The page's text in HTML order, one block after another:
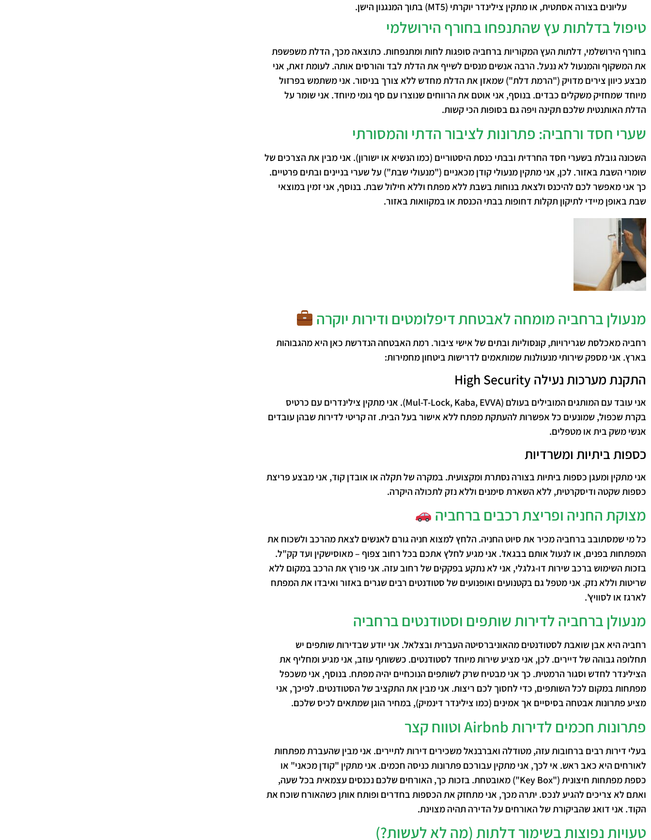
עליונים בצורה אסתטית, או מתקין צילינדר יוקרתי (MT5) בתוך המנגנון הישן.
טיפול בדלתות עץ שהתנפחו בחורף הירושלמי
בחורף הירושלמי, דלתות העץ המקוריות ברחביה סופגות לחות ומתנפחות. כתוצאה מכך, הדלת משפשפת
את המשקוף והמנעול לא ננעל. הרבה אנשים מנסים לשייף את הדלת לבד והורסים אותה. לעומת זאת, אני
מבצע כיוון צירים מדויק ("הרמת דלת") שמאזן את הדלת מחדש ללא צורך בניסור. אני משתמש בפרזול
מיוחד שמחזיק משקלים כבדים. בנוסף, אני אוטם את הרווחים שנוצרו עם סף גומי מיוחד. אני שומר על
הדלת האותנטית שלכם תקינה ויפה גם בסופות הכי קשות.
שערי חסד ורחביה: פתרונות לציבור הדתי והמסורתי
השכונה גובלת בשערי חסד החרדית ובבתי כנסת היסטוריים (כמו הנשיא או ישורון). אני מבין את הצרכים של
שומרי השבת באזור. לכן, אני מתקין מנעולי קודן מכאניים ("מנעולי שבת") על שערי בניינים ובתים פרטיים.
כך אני מאפשר לכם להיכנס ולצאת בנוחות בשבת ללא מפתח וללא חילול שבת. בנוסף, אני זמין במוצאי
שבת באופן מיידי לתיקון תקלות דחופות בבתי הכנסת או במקוואות באזור.
מנעולן ברחביה מומחה לאבטחת דיפלומטים ודירות יוקרה
רחביה מאכלסת שגרירויות, קונסוליות ובתים של אישי ציבור. רמת האבטחה הנדרשת כאן היא מהגבוהות
בארץ. אני מספק שירותי מנעולנות שמותאמים לדרישות ביטחון מחמירות:
התקנת מערכות נעילה High Security
אני עובד עם המותגים המובילים בעולם (Mul-T-Lock, Kaba, EVVA). אני מתקין צילינדרים עם כרטיס
בקרת שכפול, שמונעים כל אפשרות להעתקת מפתח ללא אישור בעל הבית. זה קריטי לדירות שבהן עובדים
אנשי משק בית או מטפלים.
כספות ביתיות ומשרדיות
אני מתקין ומעגן כספות ביתיות בצורה נסתרת ומקצועית. במקרה של תקלה או אובדן קוד, אני מבצע פריצת
כספות שקטה ודיסקרטית, ללא השארת סימנים וללא נזק לתכולה היקרה.
מצוקת החניה ופריצת רכבים ברחביה
כל מי שמסתובב ברחביה מכיר את סיוט החניה. הלחץ למצוא חניה גורם לאנשים לצאת מהרכב ולשכוח את
המפתחות בפנים, או לנעול אותם בבגאז'. אני מגיע לחלץ אתכם בכל רחוב צפוף – מאוסישקין ועד קק"ל.
בזכות השימוש ברכב שירות דו-גלגלי, אני לא נתקע בפקקים של רחוב עזה. אני פורץ את הרכב במקום ללא
שריטות וללא נזק. אני מטפל גם בקטנועים ואופנועים של סטודנטים רבים שגרים באזור ואיבדו את המפתח
לארגז או לסוויץ'.
מנעולן ברחביה לדירות שותפים וסטודנטים ברחביה
רחביה היא אבן שואבת לסטודנטים מהאוניברסיטה העברית ובצלאל. אני יודע שבדירות שותפים יש
תחלופה גבוהה של דיירים. לכן, אני מציע שירות מיוחד לסטודנטים. כששותף עוזב, אני מגיע ומחליף את
הצילינדר לחדש וסגור הרמטית. כך אני מבטיח שרק לשותפים הנוכחיים יהיה מפתח. בנוסף, אני משכפל
מפתחות במקום לכל השותפים, כדי לחסוך לכם ריצות. אני מבין את התקציב של הסטודנטים. לפיכך, אני
מציע פתרונות אבטחה בסיסיים אך אמינים (כמו צילינדר דינמיק), במחיר הוגן שמתאים לכיס שלכם.
פתרונות חכמים לדירות Airbnb וטווח קצר
בעלי דירות רבים ברחובות עזה, מטודלה ואברבנאל משכירים דירות לתיירים. אני מבין שהעברת מפתחות
לאורחים היא כאב ראש. אי לכך, אני מתקין עבורכם פתרונות כניסה חכמים. אני מתקין "קודן מכאני" או
כספת מפתחות חיצונית ("Key Box") מאובטחת.
בזכות כך, האורחים שלכם נכנסים עצמאית בכל שעה,
ואתם לא צריכים להגיע לנכס. יתרה מכך, אני מתחזק את הכספות בחדרים ופותח אותן כשהאורח שוכח את
הקוד. אני דואג שהביקורת של האורחים על הדירה תהיה מצוינת.
טעויות נפוצות בשימור דלתות (מה לא לעשות?)